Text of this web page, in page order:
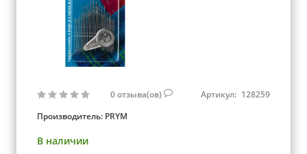
0отзыва(ов) Артикул: 128259
Производитель: PRYM
В наличии